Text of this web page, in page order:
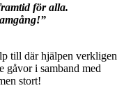
för alla.
till där hjälpen verkligen
gåvor i samband med
stort!